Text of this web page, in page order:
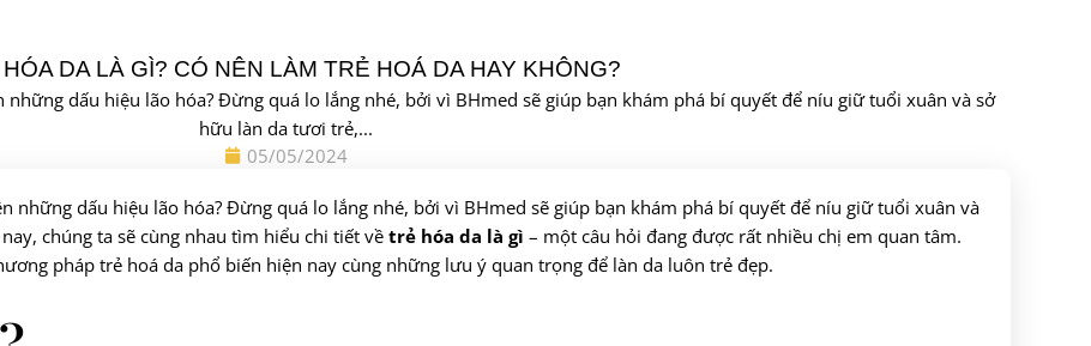
DA LÀ GÌ? CÓ NÊN LÀM TRẺ HOÁ DA HAY KHÔNG?
những dấu hiệu lão hóa? Đừng quá lo lắng nhé, bởi vì BHmed sẽ giúp bạn khám phá bí quyết để níu giữ tuổi xuân và sở
hữu làn da tươi trẻ,...
05/05/2024
những dấu hiệu lão hóa? Đừng quá lo lắng nhé, bởi vì BHmed sẽ giúp bạn khám phá bí quyết để níu giữ tuổi xuân và
chúng ta sẽ cùng nhau tìm hiểu chi tiết về trẻ hóa da là gì – một câu hỏi đang được rất nhiều chị em quan tâm.
pháp trẻ hoá da phổ biến hiện nay cùng những lưu ý quan trọng để làn da luôn trẻ đẹp.